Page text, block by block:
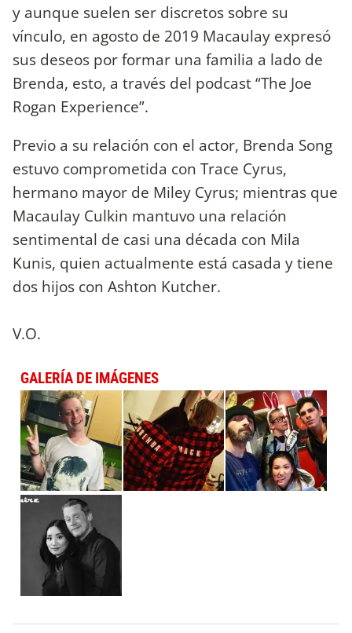
y aunque suelen ser discretos sobre su
vínculo, en agosto de 2019 Macaulay expresó
sus deseos por formar una familia a lado de
Brenda, esto, a través del podcast “The Joe
Rogan Experience”.
Previo a su relación con el actor, Brenda Song
estuvo comprometida con Trace Cyrus,
hermano mayor de Miley Cyrus; mientras que
Macaulay Culkin mantuvo una relación
sentimental de casi una década con Mila
Kunis, quien actualmente está casada y tiene
dos hijos con Ashton Kutcher.
V.O.
GALERÍA DE IMÁGENES